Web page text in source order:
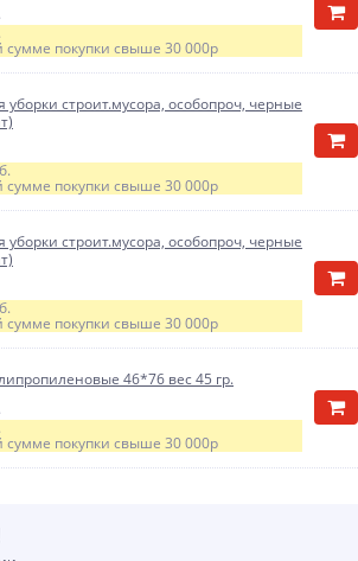
сумме покупки свыше 30 000р
строит.мусора, особопроч, черные
сумме покупки свыше 30 000р
строит.мусора, особопроч, черные
сумме покупки свыше 30 000р
46*76 вес 45 гр.
сумме покупки свыше 30 000р